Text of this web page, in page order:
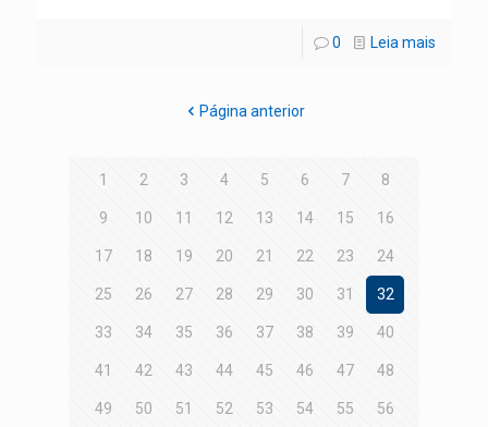
0 Leia mais
Página anterior
1 2 3 4 5 6 7 8
9 10 11 12 13 14 15 16
17 18 19 20 21 22 23 24
25 26 27 28 29 30 31 32
33 34 35 36 37 38 39 40
41 42 43 44 45 46 47 48
49 50 51 52 53 54 55 56